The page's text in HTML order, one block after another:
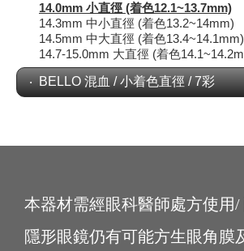
14.0mm 小直徑 (着色12.1~13.7mm)
14.3mm 中小直徑 (着色13.2~14mm)
14.5mm 中大直徑 (着色13.4~14.1mm)
14.7-15.0mm 大直徑 (着色
BELLO 混血 / 小着色直徑 / 7彩
本器材需經眼科醫師處方使用/
隱形眼鏡仍有可能方生眼角膜